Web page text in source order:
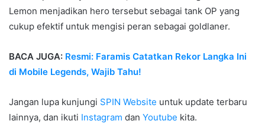
Lemon menjadikan hero tersebut sebagai tank OP yang
cukup efektif untuk mengisi peran sebagai goldlaner.
BACA JUGA: Resmi: Faramis Catatkan Rekor Langka Ini
di Mobile Legends, Wajib Tahu!
Jangan lupa kunjungi SPIN Website untuk update terbaru
lainnya, dan ikuti Instagram dan Youtube kita.